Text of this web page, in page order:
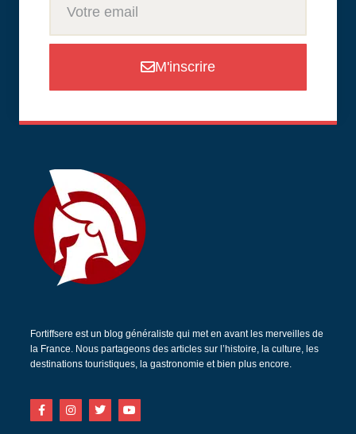
M'inscrire
Fortiffsere est un blog généraliste qui met en avant les merveilles de
la France. Nous partageons des articles sur l’histoire, la culture, les
destinations touristiques, la gastronomie et bien plus encore.